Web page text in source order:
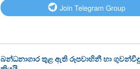
Join Telegram Group
බන්ධනාගාර තුළ ඇති රූපවාහිනී හා